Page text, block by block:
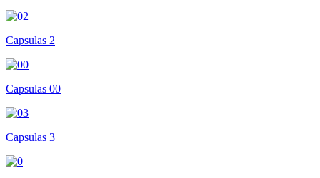
Capsulas 2
Capsulas 00
Capsulas 3